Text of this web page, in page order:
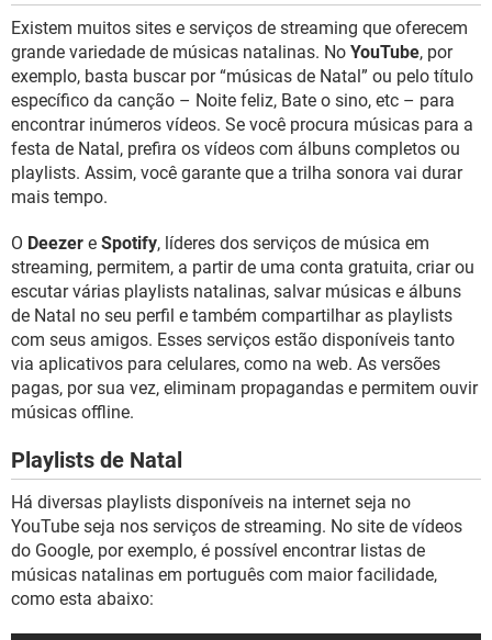
Existem muitos sites e serviços de streaming que oferecem
grande variedade de músicas natalinas. No YouTube, por
exemplo, basta buscar por “músicas de Natal” ou pelo título
específico da canção – Noite feliz, Bate o sino, etc – para
encontrar inúmeros vídeos. Se você procura músicas para a
festa de Natal, prefira os vídeos com álbuns completos ou
playlists. Assim, você garante que a trilha sonora vai durar
mais tempo.
O Deezer e Spotify, líderes dos serviços de música em
streaming, permitem, a partir de uma conta gratuita, criar ou
escutar várias playlists natalinas, salvar músicas e álbuns
de Natal no seu perfil e também compartilhar as playlists
com seus amigos. Esses serviços estão disponíveis tanto
via aplicativos para celulares, como na web. As versões
pagas, por sua vez, eliminam propagandas e permitem ouvir
músicas offline.
Playlists de Natal
Há diversas playlists disponíveis na internet seja no
YouTube seja nos serviços de streaming. No site de vídeos
do Google, por exemplo, é possível encontrar listas de
músicas natalinas em português com maior facilidade,
como esta abaixo: